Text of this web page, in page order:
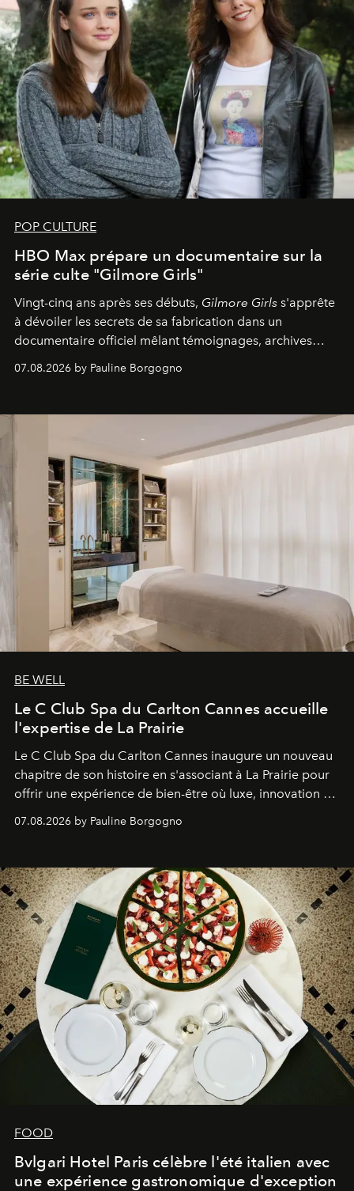
POP CULTURE
HBO Max prépare un documentaire sur la
série culte "Gilmore Girls"
Vingt-cinq ans après ses débuts, Gilmore Girls s'apprête
à dévoiler les secrets de sa fabrication dans un
documentaire officiel mêlant témoignages, archives
générationnel.
07.08.2026 by Pauline Borgogno
BE WELL
Le C Club Spa du Carlton Cannes accueille
l'expertise de La Prairie
Le C Club Spa du Carlton Cannes inaugure un nouveau
chapitre de son histoire en s'associant à La Prairie pour
offrir une expérience de bien-être où luxe, innovation et
07.08.2026 by Pauline Borgogno
FOOD
Bvlgari Hotel Paris célèbre l'été italien avec
une expérience gastronomique d'exception